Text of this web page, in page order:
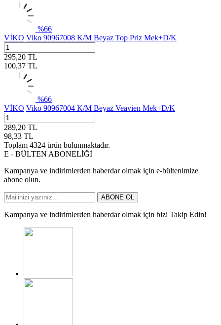
%66
VİKO Viko 90967008 K/M Beyaz Top Priz Mek+D/K
295,20 TL
100,37 TL
%66
VİKO Viko 90967004 K/M Beyaz Veavien Mek+D/K
289,20 TL
98,33 TL
Toplam 4324 ürün bulunmaktadır.
E - BÜLTEN ABONELİĞİ
Kampanya ve indirimlerden haberdar olmak için e-bültenimize
abone olun.
ABONE OL
Kampanya ve indirimlerden haberdar olmak için bizi Takip Edin!